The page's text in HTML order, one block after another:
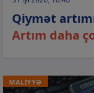
Qiymət
Artım daha
MALİYYƏ